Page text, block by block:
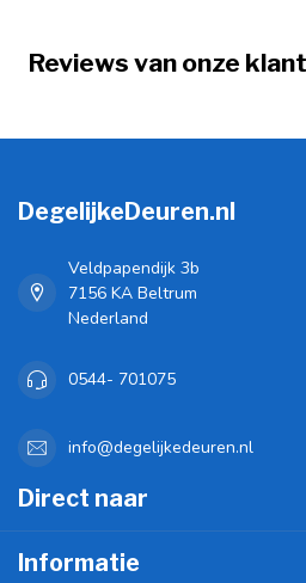
Reviews van onze
DegelijkeDeuren.nl
Veldpapendijk 3b
7156 KA Beltrum
Nederland
0544- 701075
info@degelijkedeuren.nl
Direct naar
Informatie